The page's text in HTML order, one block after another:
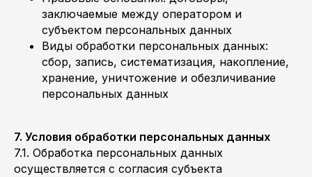
заключаемые между оператором и
субъектом персональных данных
Виды обработки персональных данных:
сбор, запись, систематизация, накопление,
хранение, уничтожение и обезличивание
персональных данных
7. Условия обработки персональных данных
7.1. Обработка персональных данных
осуществляется с согласия субъекта